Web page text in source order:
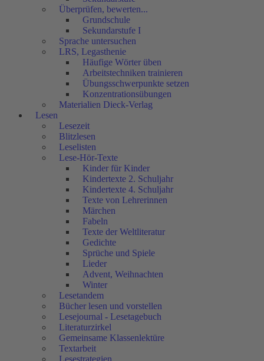
Überprüfen, bewerten...
Grundschule
Sekundarstufe I
Sprache untersuchen
LRS, Legasthenie
Häufige Wörter üben
Arbeitstechniken trainieren
Übungsschwerpunkte setzen
Konzentrationsübungen
Materialien Dieck-Verlag
Lesen
Lesezeit
Blitzlesen
Leselisten
Lese-Hör-Texte
Kinder für Kinder
Kindertexte 2. Schuljahr
Kindertexte 4. Schuljahr
Texte von Lehrerinnen
Märchen
Fabeln
Texte der Weltliteratur
Gedichte
Sprüche und Spiele
Lieder
Advent, Weihnachten
Winter
Lesetandem
Bücher lesen und vorstellen
Lesejournal - Lesetagebuch
Literaturzirkel
Gemeinsame Klassenlektüre
Textarbeit
Lesestrategien